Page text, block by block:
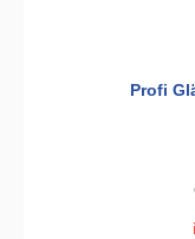
Profi